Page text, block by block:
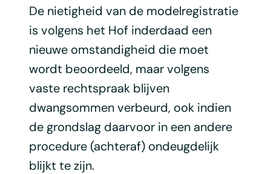
De nietigheid van de modelregistratie
is volgens het Hof inderdaad een
nieuwe omstandigheid die moet
wordt beoordeeld, maar volgens
vaste rechtspraak blijven
dwangsommen verbeurd, ook indien
de grondslag daarvoor in een andere
procedure (achteraf) ondeugdelijk
blijkt te zijn.